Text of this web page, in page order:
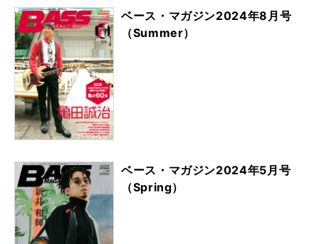
ベース・マガジン2024年8月号
（Summer）
ベース・マガジン2024年5月号
（Spring）